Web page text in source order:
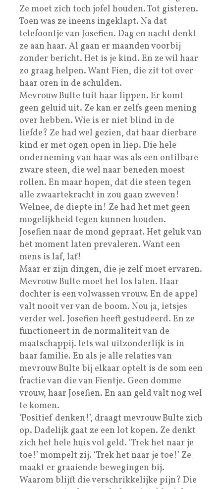
Ze moet zich toch jofel houden. Tot gisteren.
Toen was ze ineens ingeklapt. Na dat
telefoontje van Josefien. Dag en nacht denkt
ze aan haar. Al gaan er maanden voorbij
zonder bericht. Het is je kind. En ze wil haar
zo graag helpen. Want Fien, die zit tot over
haar oren in de schulden.
Mevrouw Bulte tuit haar lippen. Er komt
geen geluid uit. Ze kan er zelfs geen mening
over hebben. Wie is er niet blind in de
liefde? Ze had wel gezien, dat haar dierbare
kind er met ogen open in liep. Die hele
onderneming van haar was als een ontilbare
zware steen, die wel naar beneden moest
rollen. En maar hopen, dat die steen tegen
alle zwaartekracht in zou gaan zweven!
Welnee, de diepte in! Ze had het met geen
mogelijkheid tegen kunnen houden.
Josefien naar de mond gepraat. Het geluk van
het moment laten prevaleren. Want een
mens is laf, laf!
Maar er zijn dingen, die je zelf moet ervaren.
Mevrouw Bulte moet het los laten. Haar
dochter is een volwassen vrouw. En de appel
valt nooit ver van de boom. Nou ja, ietsjes
verder wel. Josefien heeft gestudeerd. En ze
functioneert in de normaliteit van de
maatschappij. Iets wat uitzonderlijk is in
haar familie. En als je alle relaties van
mevrouw Bulte bij elkaar optelt is de som een
fractie van die van Fientje. Geen domme
vrouw, haar Josefien. En aan geld valt nog wel
te komen.
‘Positief denken!’, draagt mevrouw Bulte zich
op. Dadelijk gaat ze een lot kopen. Ze denkt
zich het hele huis vol geld. ‘Trek het naar je
toe!’ mompelt zij. ‘Trek het naar je toe!’ Ze
maakt er graaiende bewegingen bij.
Waarom blijft die verschrikkelijke pijn? Die